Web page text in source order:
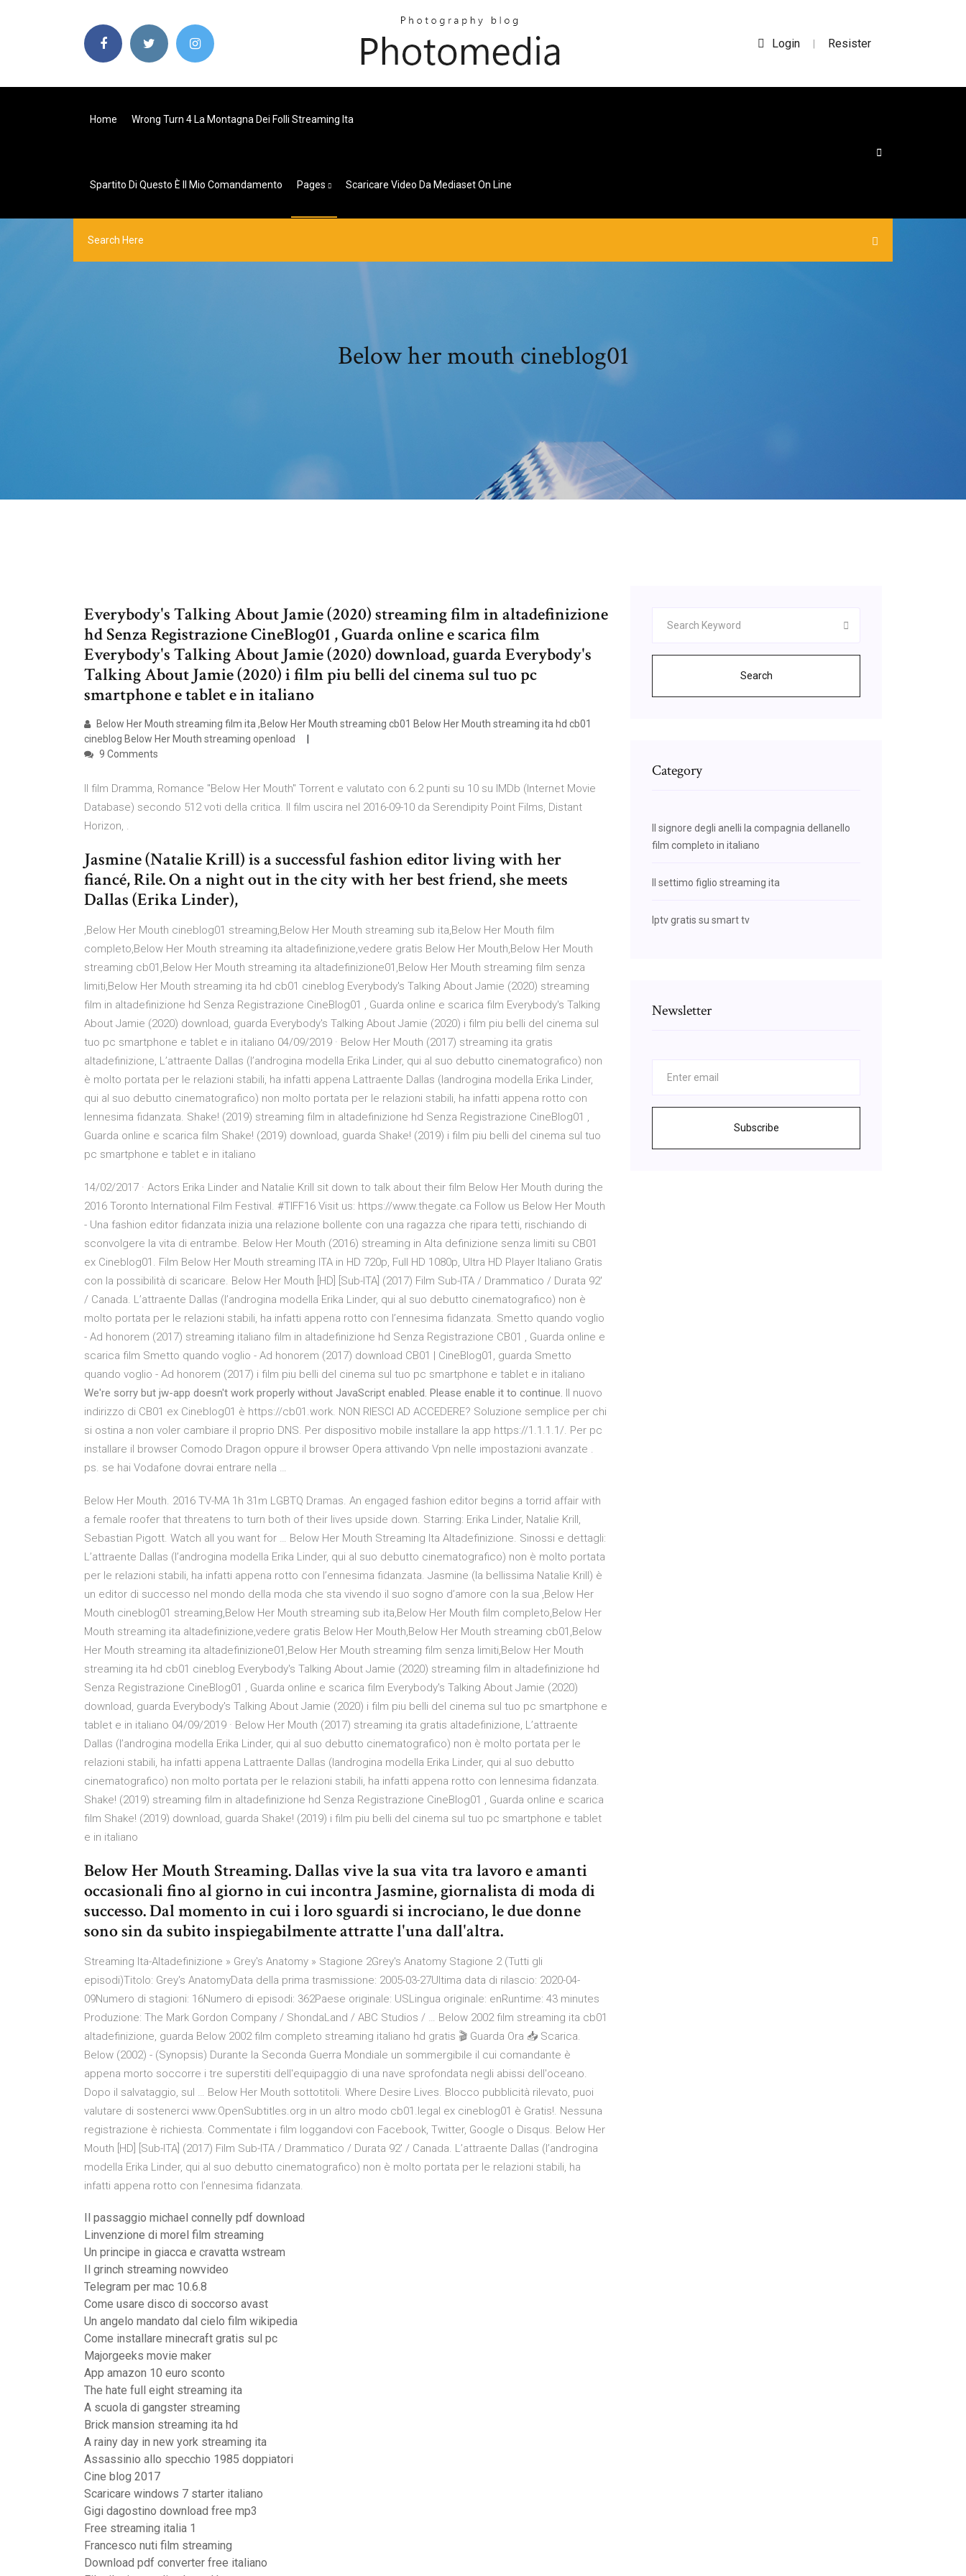
Login | Resister
Home Wrong Turn 4 La Montagna Dei Folli Streaming Ita
Spartito Di Questo È Il Mio Comandamento Pages Scaricare Video Da Mediaset On Line
Below her mouth cineblog01
Everybody's Talking About Jamie (2020) streaming film in altadefinizione
hd Senza Registrazione CineBlog01 , Guarda online e scarica film
Everybody's Talking About Jamie (2020) download, guarda Everybody's
Talking About Jamie (2020) i film piu belli del cinema sul tuo pc
smartphone e tablet e in italiano
Below Her Mouth streaming film ita ,Below Her Mouth streaming cb01 Below Her Mouth streaming ita hd cb01
cineblog Below Her Mouth streaming openload
9 Comments
Il film Dramma, Romance "Below Her Mouth" Torrent e valutato con 6.2 punti su 10 su IMDb (Internet Movie
Database) secondo 512 voti della critica. Il film uscira nel 2016-09-10 da Serendipity Point Films, Distant
Horizon, .
Jasmine (Natalie Krill) is a successful fashion editor living with her
fiancé, Rile. On a night out in the city with her best friend, she meets
Dallas (Erika Linder),
,Below Her Mouth cineblog01 streaming,Below Her Mouth streaming sub ita,Below Her Mouth film
completo,Below Her Mouth streaming ita altadefinizione,vedere gratis Below Her Mouth,Below Her Mouth
streaming cb01,Below Her Mouth streaming ita altadefinizione01,Below Her Mouth streaming film senza
limiti,Below Her Mouth streaming ita hd cb01 cineblog Everybody's Talking About Jamie (2020) streaming
film in altadefinizione hd Senza Registrazione CineBlog01 , Guarda online e scarica film Everybody's Talking
About Jamie (2020) download, guarda Everybody's Talking About Jamie (2020) i film piu belli del cinema sul
tuo pc smartphone e tablet e in italiano 04/09/2019 · Below Her Mouth (2017) streaming ita gratis
altadefinizione, L’attraente Dallas (l’androgina modella Erika Linder, qui al suo debutto cinematografico) non
è molto portata per le relazioni stabili, ha infatti appena Lattraente Dallas (landrogina modella Erika Linder,
qui al suo debutto cinematografico) non molto portata per le relazioni stabili, ha infatti appena rotto con
lennesima fidanzata. Shake! (2019) streaming film in altadefinizione hd Senza Registrazione CineBlog01 ,
Guarda online e scarica film Shake! (2019) download, guarda Shake! (2019) i film piu belli del cinema sul tuo
pc smartphone e tablet e in italiano
14/02/2017 · Actors Erika Linder and Natalie Krill sit down to talk about their film Below Her Mouth during the
2016 Toronto International Film Festival. #TIFF16 Visit us: https://www.thegate.ca Follow us Below Her Mouth
- Una fashion editor fidanzata inizia una relazione bollente con una ragazza che ripara tetti, rischiando di
sconvolgere la vita di entrambe. Below Her Mouth (2016) streaming in Alta definizione senza limiti su CB01
ex Cineblog01. Film Below Her Mouth streaming ITA in HD 720p, Full HD 1080p, Ultra HD Player Italiano Gratis
con la possibilità di scaricare. Below Her Mouth [HD] [Sub-ITA] (2017) Film Sub-ITA / Drammatico / Durata 92′
/ Canada. L’attraente Dallas (l’androgina modella Erika Linder, qui al suo debutto cinematografico) non è
molto portata per le relazioni stabili, ha infatti appena rotto con l’ennesima fidanzata. Smetto quando voglio
- Ad honorem (2017) streaming italiano film in altadefinizione hd Senza Registrazione CB01 , Guarda online e
scarica film Smetto quando voglio - Ad honorem (2017) download CB01 | CineBlog01, guarda Smetto
quando voglio - Ad honorem (2017) i film piu belli del cinema sul tuo pc smartphone e tablet e in italiano
We're sorry but jw-app doesn't work properly without JavaScript enabled. Please enable it to continue. Il nuovo
indirizzo di CB01 ex Cineblog01 è https://cb01.work. NON RIESCI AD ACCEDERE? Soluzione semplice per chi
si ostina a non voler cambiare il proprio DNS. Per dispositivo mobile installare la app https://1.1.1.1/. Per pc
installare il browser Comodo Dragon oppure il browser Opera attivando Vpn nelle impostazioni avanzate .
ps. se hai Vodafone dovrai entrare nella …
Below Her Mouth. 2016 TV-MA 1h 31m LGBTQ Dramas. An engaged fashion editor begins a torrid affair with
a female roofer that threatens to turn both of their lives upside down. Starring: Erika Linder, Natalie Krill,
Sebastian Pigott. Watch all you want for … Below Her Mouth Streaming Ita Altadefinizione. Sinossi e dettagli:
L’attraente Dallas (l’androgina modella Erika Linder, qui al suo debutto cinematografico) non è molto portata
per le relazioni stabili, ha infatti appena rotto con l’ennesima fidanzata. Jasmine (la bellissima Natalie Krill) è
un editor di successo nel mondo della moda che sta vivendo il suo sogno d’amore con la sua ,Below Her
Mouth cineblog01 streaming,Below Her Mouth streaming sub ita,Below Her Mouth film completo,Below Her
Mouth streaming ita altadefinizione,vedere gratis Below Her Mouth,Below Her Mouth streaming cb01,Below
Her Mouth streaming ita altadefinizione01,Below Her Mouth streaming film senza limiti,Below Her Mouth
streaming ita hd cb01 cineblog Everybody's Talking About Jamie (2020) streaming film in altadefinizione hd
Senza Registrazione CineBlog01 , Guarda online e scarica film Everybody's Talking About Jamie (2020)
download, guarda Everybody's Talking About Jamie (2020) i film piu belli del cinema sul tuo pc smartphone e
tablet e in italiano 04/09/2019 · Below Her Mouth (2017) streaming ita gratis altadefinizione, L’attraente
Dallas (l’androgina modella Erika Linder, qui al suo debutto cinematografico) non è molto portata per le
relazioni stabili, ha infatti appena Lattraente Dallas (landrogina modella Erika Linder, qui al suo debutto
cinematografico) non molto portata per le relazioni stabili, ha infatti appena rotto con lennesima fidanzata.
Shake! (2019) streaming film in altadefinizione hd Senza Registrazione CineBlog01 , Guarda online e scarica
film Shake! (2019) download, guarda Shake! (2019) i film piu belli del cinema sul tuo pc smartphone e tablet
e in italiano
Below Her Mouth Streaming. Dallas vive la sua vita tra lavoro e amanti
occasionali fino al giorno in cui incontra Jasmine, giornalista di moda di
successo. Dal momento in cui i loro sguardi si incrociano, le due donne
sono sin da subito inspiegabilmente attratte l'una dall'altra.
Streaming Ita-Altadefinizione » Grey's Anatomy » Stagione 2Grey's Anatomy Stagione 2 (Tutti gli
episodi)Titolo: Grey's AnatomyData della prima trasmissione: 2005-03-27Ultima data di rilascio: 2020-04-
09Numero di stagioni: 16Numero di episodi: 362Paese originale: USLingua originale: enRuntime: 43 minutes
Produzione: The Mark Gordon Company / ShondaLand / ABC Studios / … Below 2002 film streaming ita cb01
altadefinizione, guarda Below 2002 film completo streaming italiano hd gratis 🎬 Guarda Ora 📥 Scarica.
Below (2002) - (Synopsis) Durante la Seconda Guerra Mondiale un sommergibile il cui comandante è
appena morto soccorre i tre superstiti dell'equipaggio di una nave sprofondata negli abissi dell'oceano.
Dopo il salvataggio, sul … Below Her Mouth sottotitoli. Where Desire Lives. Blocco pubblicità rilevato, puoi
valutare di sostenerci www.OpenSubtitles.org in un altro modo cb01.legal ex cineblog01 è Gratis!. Nessuna
registrazione è richiesta. Commentate i film loggandovi con Facebook, Twitter, Google o Disqus. Below Her
Mouth [HD] [Sub-ITA] (2017) Film Sub-ITA / Drammatico / Durata 92′ / Canada. L’attraente Dallas (l’androgina
modella Erika Linder, qui al suo debutto cinematografico) non è molto portata per le relazioni stabili, ha
infatti appena rotto con l’ennesima fidanzata.
Il passaggio michael connelly pdf download
Linvenzione di morel film streaming
Un principe in giacca e cravatta wstream
Il grinch streaming nowvideo
Telegram per mac 10.6.8
Come usare disco di soccorso avast
Un angelo mandato dal cielo film wikipedia
Come installare minecraft gratis sul pc
Majorgeeks movie maker
App amazon 10 euro sconto
The hate full eight streaming ita
A scuola di gangster streaming
Brick mansion streaming ita hd
A rainy day in new york streaming ita
Assassinio allo specchio 1985 doppiatori
Cine blog 2017
Scaricare windows 7 starter italiano
Gigi dagostino download free mp3
Free streaming italia 1
Francesco nuti film streaming
Download pdf converter free italiano
Search
Category
Il signore degli anelli la compagnia dellanello
film completo in italiano
Il settimo figlio streaming ita
Iptv gratis su smart tv
Newsletter
Subscribe